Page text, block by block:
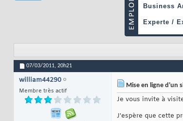
07/03/2011, 20h21
william44290
Membre très actif
Mise en ligne d'un
Je vous invite à
J'espère que cette